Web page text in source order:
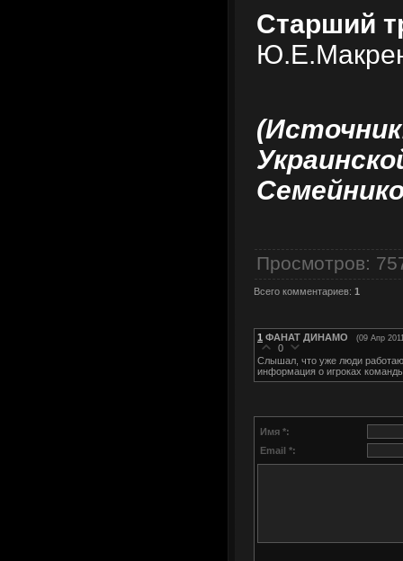
Старший
Просмотров:
Всего комментариев: 1
1 ФАНАТ ДИНАМО (09 Апр
0
Слышал, что уже люди
информация о игроках
Имя *:
Email *: